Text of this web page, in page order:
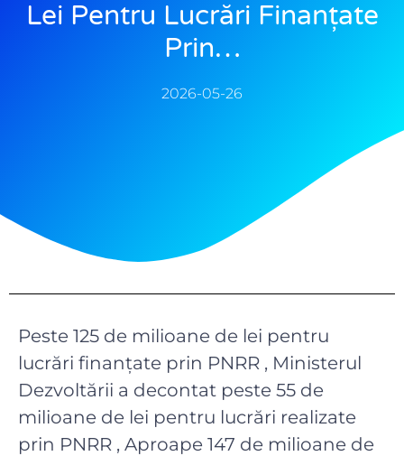
Lei Pentru Lucrări Finanțate
Prin…
2026-05-26
Peste 125 de milioane de lei pentru
lucrări finanțate prin PNRR , Ministerul
Dezvoltării a decontat peste 55 de
milioane de lei pentru lucrări realizate
prin PNRR , Aproape 147 de milioane de